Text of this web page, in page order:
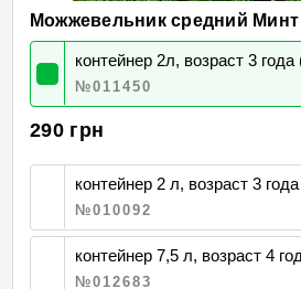
Можжевельник средний
контейнер 2л, возраст 3 года
№011450
290 грн
контейнер 2 л, возраст 3
№010092
контейнер 7,5 л, возраст 4
№012683